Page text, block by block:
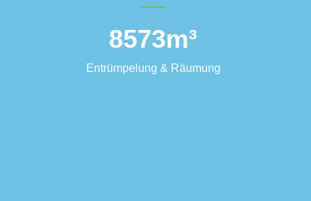
8573m³
Entrümpelung & Räumung